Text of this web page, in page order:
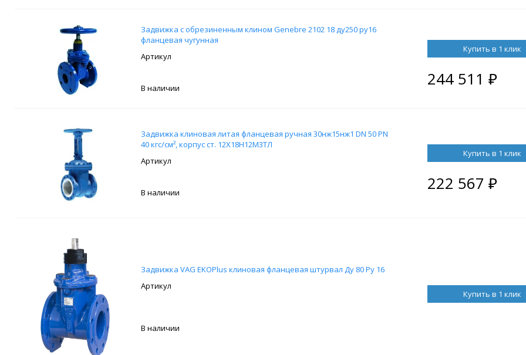
Задвижка с обрезиненным клином Genebre 2102 18 ду250 ру16
фланцевая чугунная
В наличии
Купить в 1 клик
244 511₽
Задвижка клиновая литая фланцевая ручная 30нж15нж1 DN 50 PN
40 кгс/см², корпус ст. 12Х18Н12М3ТЛ
В наличии
Купить в 1 клик
222 567₽
Задвижка VAG EKOPlus клиновая фланцевая штурвал Ду 80 Ру 16
В наличии
Купить в 1 клик